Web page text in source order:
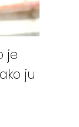
je
ju